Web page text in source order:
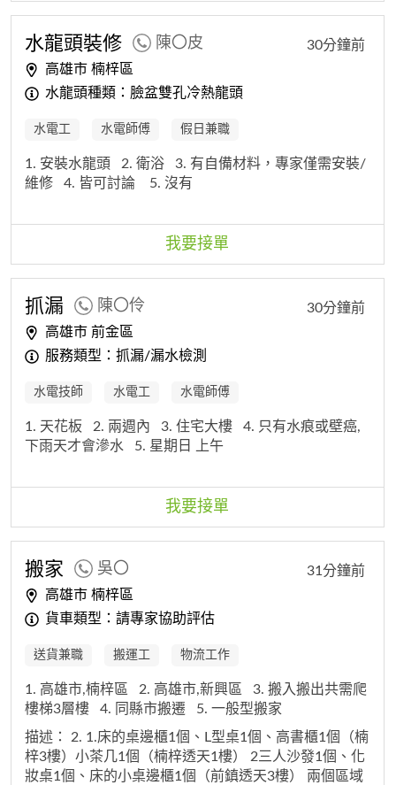
水龍頭裝修 陳〇皮
高雄市 楠梓區
水龍頭種類：臉盆雙孔冷熱龍頭
30分鐘前
水電工 水電師傅 假日兼職
1. 安裝水龍頭 2. 衛浴
3. 有自備材料，專家僅需安裝/
維修
4. 皆可討論 5. 沒有
我要接單
抓漏 陳〇伶
高雄市 前金區
服務類型：抓漏/漏水檢測
30分鐘前
水電技師 水電工 水電師傅
1. 天花板 2. 兩週內 3. 住宅大樓
4. 只有水痕或壁癌,
下雨天才會滲水
5. 星期日 上午
我要接單
搬家 吳〇
高雄市 楠梓區
貨車類型：請專家協助評估
31分鐘前
送貨兼職 搬運工 物流工作
1. 高雄市,楠梓區 2. 高雄市,新興區
3. 搬入搬出共需爬
樓梯3層樓
4. 同縣市搬遷
5. 一般型搬家
描述： 2. 1.床的桌邊櫃1個、L型桌1個、高書櫃1個（楠
梓3樓）小茶几1個（楠梓透天1樓） 2三人沙發1個、化
妝桌1個、床的小桌邊櫃1個（前鎮透天3樓） 兩個區域